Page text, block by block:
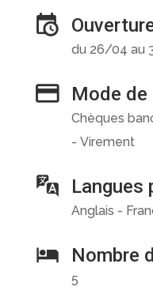
du 26/04 au
Mode de
Chèques
- Virement
Langues
Anglais -
Nombre
5